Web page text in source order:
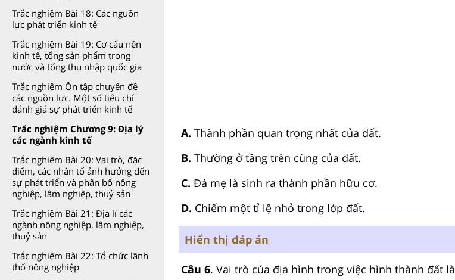
Trắc nghiệm Bài 18: Các nguồn
lực phát triển kinh tế
Trắc nghiệm Bài 19: Cơ cấu nền
kinh tế, tổng sản phẩm trong
nước và tổng thu nhập quốc gia
Trắc nghiệm Ôn tập chuyên đề
các nguồn lực. Một số tiêu chí
đánh giá sự phát triển kinh tế
Trắc nghiệm Chương 9: Địa lý
các ngành kinh tế
Trắc nghiệm Bài 20: Vai trò, đặc
điểm, các nhân tố ảnh hưởng đến
sự phát triển và phân bố nông
nghiệp, lâm nghiệp, thuỷ sản
Trắc nghiệm Bài 21: Địa lí các
ngành nông nghiệp, lâm nghiệp,
thuỷ sản
Trắc nghiệm Bài 22: Tổ chức lãnh
thổ nông nghiệp
A. Thành phần quan trọng nhất của đất.
B. Thường ở tầng trên cùng của đất.
C. Đá mẹ là sinh ra thành phần hữu cơ.
D. Chiếm một tỉ lệ nhỏ trong lớp đất.
Hiển thị đáp án
Câu 6. Vai trò của địa hình trong việc hình thành đất là